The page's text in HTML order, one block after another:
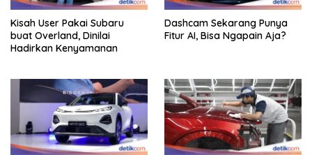
Kisah User Pakai Subaru
buat Overland, Dinilai
Hadirkan Kenyamanan
Dashcam Sekarang Punya
Fitur AI, Bisa Ngapain Aja?